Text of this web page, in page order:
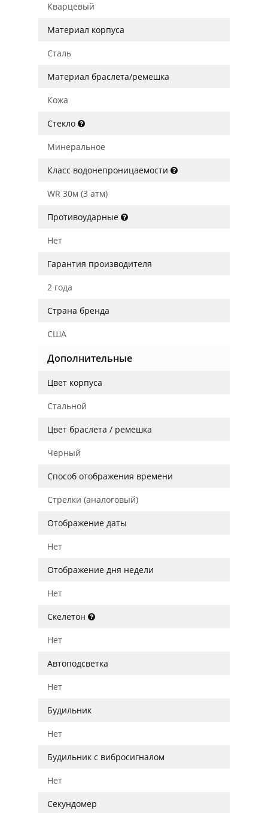
Кварцевый
Материал корпуса
Сталь
Материал браслета/ремешка
Кожа
Стекло
Минеральное
Класс водонепроницаемости
WR 30м (3 атм)
Противоударные
Нет
Гарантия производителя
2 года
Страна бренда
США
Дополнительные
Цвет корпуса
Стальной
Цвет браслета / ремешка
Черный
Способ отображения времени
Стрелки (аналоговый)
Отображение даты
Нет
Отображение дня недели
Нет
Скелетон
Нет
Автоподсветка
Нет
Будильник
Нет
Будильник с вибросигналом
Нет
Секундомер